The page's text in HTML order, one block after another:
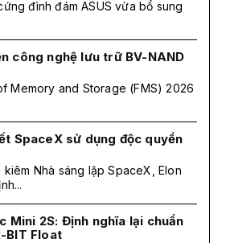
đình đám ASUS vừa bổ sung
công nghệ lưu trữ BV-NAND
Memory and Storage (FMS) 2026
SpaceX sử dụng độc quyền
kiêm Nhà sáng lập SpaceX, Elon
Mini 2S: Định nghĩa lại chuẩn
BIT Float